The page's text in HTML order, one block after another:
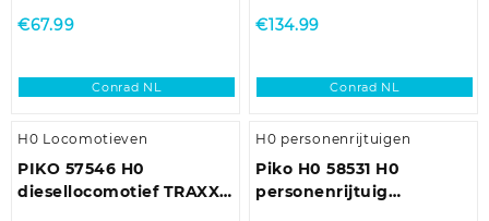
€67.99
Conrad NL
€134.99
Conrad NL
H0 Locomotieven
PIKO 57546 H0
diesellocomotief TRAXX
H0 personenrijtuigen
Piko H0 58531 H0
personenrijtuig